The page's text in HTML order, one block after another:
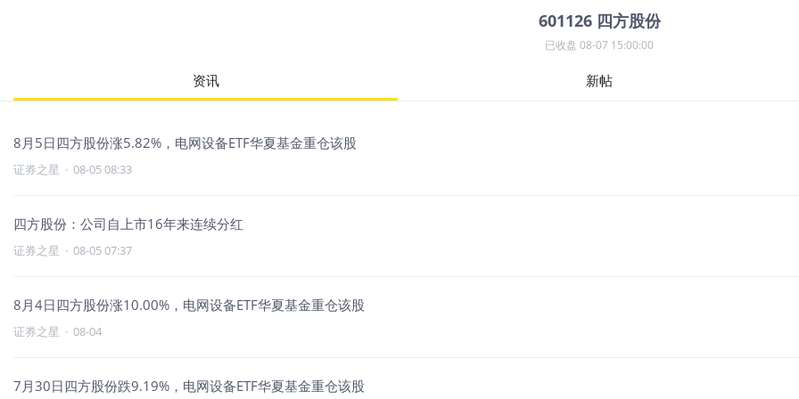
601126 四方股份
已收盘 08-07 15:00:00
资讯 新帖
8月5日四方股份涨5.82%，电网设备ETF华夏基金重仓该股
证券之星 · 08-05 08:33
四方股份：公司自上市16年来连续分红
证券之星 · 08-05 07:37
8月4日四方股份涨10.00%，电网设备ETF华夏基金重仓该股
证券之星 · 08-04
7月30日四方股份跌9.19%，电网设备ETF华夏基金重仓该股